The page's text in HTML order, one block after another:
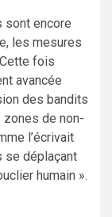
sont encore
les mesures
fois
avancée
des bandits
de non-
l’écrivait
se déplaçant
humain ».